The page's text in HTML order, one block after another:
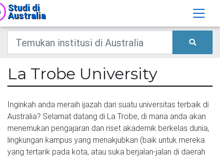
Studi di
Australia
La Trobe University
Inginkah anda meraih ijazah dari suatu universitas terbaik di
Australia? Selamat datang di La Trobe, di mana anda akan
menemukan pengajaran dan riset akademik berkelas dunia,
lingkungan kampus yang menakjubkan (baik untuk mereka
yang tertarik pada kota, atau suka berjalan-jalan di daerah